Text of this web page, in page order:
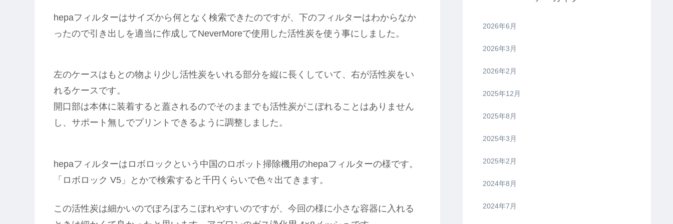
hepaフィルターはサイズから何となく検索できたのですが、下のフィルターはわからなか
ったので引き出しを適当に作成してNeverMoreで使用した活性炭を使う事にしました。
左のケースはもとの物より少し活性炭をいれる部分を縦に長くしていて、右が活性炭をい
れるケースです。
開口部は本体に装着すると蓋されるのでそのままでも活性炭がこぼれることはありません
し、サポート無しでプリントできるように調整しました。
hepaフィルターはロボロックという中国のロボット掃除機用のhepaフィルターの様です。
「ロボロック V5」とかで検索すると千円くらいで色々出てきます。
この活性炭は細かいのでぽろぽろこぼれやすいのですが、今回の様に小さな容器に入れる
2026年6月
2026年3月
2026年2月
2025年12月
2025年8月
2025年3月
2025年2月
2024年8月
2024年7月